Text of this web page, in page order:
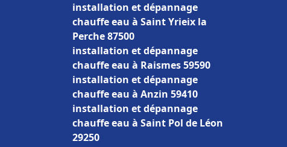
installation et dépannage
chauffe eau à Saint Yrieix la
Perche 87500
installation et dépannage
chauffe eau à Raismes 59590
installation et dépannage
chauffe eau à Anzin 59410
installation et dépannage
chauffe eau à Saint Pol de Léon
29250